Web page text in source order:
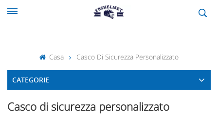
Casa Casco Di Sicurezza Personalizzato
CATEGORIE
Casco di sicurezza personalizzato